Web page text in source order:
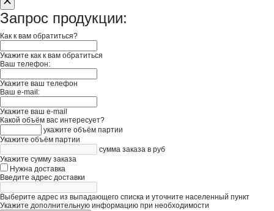
Запрос продукции:
Как к вам обратиться?
Укажите как к вам обратиться
Ваш телефон:
Укажите ваш телефон
Ваш e-mail:
Укажите ваш e-mail
Какой объём вас интересует?
укажите объём партии
Укажите объём партии
сумма заказа в руб
Укажите сумму заказа
Нужна доставка
Введите адрес доставки
Выберите адрес из выпадающего списка и уточните населенный пункт
Укажите дополнительную информацию при необходимости